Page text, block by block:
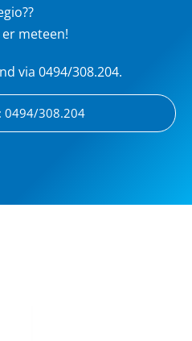
meteen!
via 0494/308.204.
0494/308.204